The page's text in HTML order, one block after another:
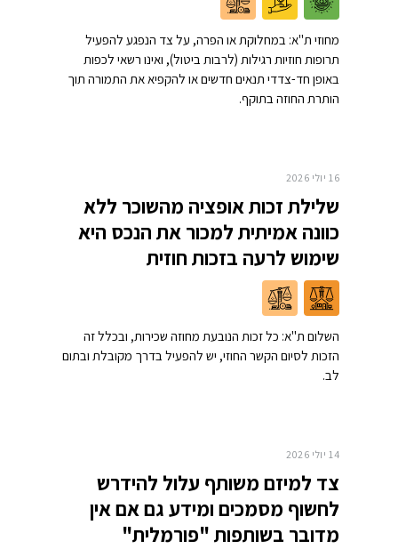
מחוזי ת"א: במחלוקת או הפרה, על צד הנפגע להפעיל
תרופות חוזיות רגילות (לרבות ביטול), ואינו רשאי לכפות
באופן חד-צדדי תנאים חדשים או להקפיא את התמורה תוך
הותרת החוזה בתוקף.
16 יולי 2026
שלילת זכות אופציה מהשוכר ללא
כוונה אמיתית למכור את הנכס היא
שימוש לרעה בזכות חוזית
השלום ת"א: כל זכות הנובעת מחוזה שכירות, ובכלל זה
הזכות לסיום הקשר החוזי, יש להפעיל בדרך מקובלת ובתום
לב.
14 יולי 2026
צד למיזם משותף עלול להידרש
לחשוף מסמכים ומידע גם אם אין
מדובר בשותפות "פורמלית"